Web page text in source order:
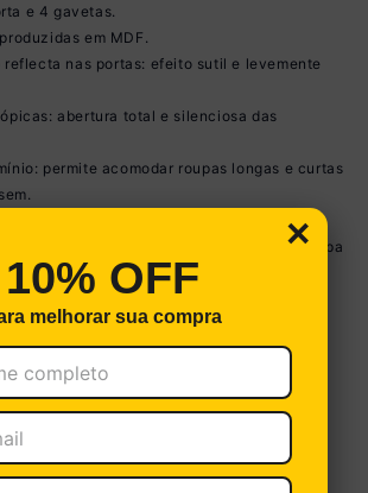
e 4 gavetas.
em MDF.
nas portas: efeito sutil e levemente
abertura total e silenciosa das
permite acomodar roupas longas e curtas
delicados e práticos.
em MDF: visual elegante para o guarda-roupa
no guarda-roupa e cômoda:
para o bebê e tranquilidade aos pais.
×
10% OFF
melhorar sua compra